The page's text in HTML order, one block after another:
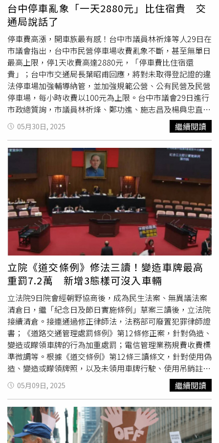
任校長聯合就職典禮，非當事人。（圖／報系資料照）校事
會議苦主之一的阿愷（化名）便激動直指，校事會議詭異之
處其實有三：首先，「匿名」檢舉竟可成案，已違背《行政
程序法》中的「具名檢舉」才需處理原則；第二，由於校長
「球員兼裁判」可從人才庫中自由選聘調查者，「但地院院
長能指名承審法官的嗎」；最後，校事會議不像「刑事訴訟
法」、「民事訴訟法」般有嚴謹程序規範，不服會議結論要
申訴時，該去哪申訴都沒個明確規範，這種「拐瓜劣棗」拼
裝成的調查報告，居然能具體建議教師「滾蛋」，實在不可
思議。一名北部資深學務主任就批評，這類調查美其名是
「外聘中立人士」，但源頭根本是校長從人才庫找的，來的
根本是校長意志的橡皮圖章，有的是幫孫子撈奶粉錢的退休
校長、生意慘淡的律師、爽賺公假兼外快社會學者等，當然
甘於做校長的打手，還能「吃好逗相報」互相合作，你校的
事情聘我處理、我校的案件找你幫忙，互相撈外快，多跑幾
場調查，月撈新台幣10萬元輕鬆愉快。他坦言，早年的老師
「匪類」甚多，暴力甚至性侵卻混到退休者不少，很多家長
童年遭遇過卻求助無門，因此現在動輒對老師「發揮想像
力」羅織罪名，其實只是投射自己童年的委屈，若遇到顢頇
的校長與好事的老師同僚搧風點火，就慘了！他指出，如今
有看同事不爽的檢舉、校長鏟除眼中釘者，更甚至還傳出
「職業調查團」賺外快，就是因為匿名舉報成風；一般公家
單位遴聘外部專家演講，就連教育部政務次長葉丙辰等級也
只能領2,000元，外聘委員居然可以「講沒兩句話」就爽領
2,500元，看在多年行政眼中「真的很噁心」，教育部若不
明確規定匿名檢舉案一律剔除，「政府就在自毀公信力」。
台灣偏鄉教育媒合平台主持人徐慧芯認為不論教育法規怎麼
修，一校之長的作風仍攸關校務發展與師生安寧，若校長沒
有擔當，恐怕校園亂象不會少。（圖／翻攝自徐慧芯臉書）
台灣偏鄉教育媒合平台主持人徐慧芯便指出，一般匿名投訴
處理的力道會較和緩，畢竟不必向投訴人負責，如果校長反
而「卯起來」大辦特辦，那當然坐實了校內層峰「自導自
演」的傳聞。她直言，在人口稠密的市區，確實聽聞一些生
意不好的律師勤跑「校事調查」賺
。徐慧芯回顧，她
過去在一所學校服務時，生教組長拍了學生肩膀，隔天學生
竟包了三角巾與阿公衝來校長室飆罵要提告，她心知言過其
實，便自掏腰包拿了500元責成護理師陪同學生到衛生所重
照X光，再請醫師開了個康復證明，並委婉地「按耐」家
台中停車亂象「一天2880元」比住宿貴 交
通局說話了
停車費高漲，開車族最有感！台中市議員林祈烽等人29日在
市議會指出，台中市民營停車場收費亂象不斷，甚至無單日
最高上限，停1天收費高達2880元，「停車費比住宿還
貴」；台中市交通局長葉昭甫回應，將對未取得登記證的違
法停車場加強輔導納管，並加強規範公營、公有民營及民營
停車場，每小時收費以100元為上限。台中市議會29日進行
市政總質詢，市議員林祈烽、鄭功進、施志昌及楊典忠直
指，台中市停車場「高收費、無上限、亂計費」等問題頻
傳，要求市府加強管理。林祈烽說，民眾向他投訴，部分停
車場例假日每小時收費高達120元，無單日最高上限，停1
天被收取2880元的停車費，「停車費比住宿還貴，這樣誰
敢來台中玩？」有的業者只要停車跨夜直接以24小時計費，
相當不合理。林祈烽說，台中市有很多未取得停車場登記證
的民營停車場，其中多達50場每小時收費超過100元，他也
要求交通局應有相關機制
率的合理性，面對過高費率
也應要求業者修正。林祈烽還說，很多民營停車場停1小時
又1分鐘要以2小時計費，業者是不當得利59分鐘，他建議
市府應率全國之先，研議修訂停車時間自第2小時起，改為
每分鐘計費，避免民眾被多收取不合理的停車費用。葉昭甫
表示，台中市目前共有951處合法公有及民營停車場，其中
民營停車場多達614處。由於《停車場法》僅要求民營業者
提報停車費率給交通局備查，交通局在審查公營或公有委外
經營路外停車場，皆要求每小時停車費不得超過40元，至於
民營停車場規範每小時停車上限100元為宜，超過律定上限
也會柔性規勸。葉昭甫表示，對於未申請登記證的停車場將
加強輔導納管，今年1月迄今已稽查130多家，也依《停車
場法》裁罰，裁罰金額從3000元到1萬5000元不等。對於市
議員建議自第2小時起改為每分鐘計費，台中市長盧秀燕表
示，可以研究看看。葉昭甫說明，路外停車場要以分計費執
行上有困難，未來將研議落實更細緻的區間計費方式。
05月30日, 2025 繼續閱讀
立院《道交條例》修法三讀！變造車牌最高
重罰7.2萬 新增3態樣可沒入車輛
立法院9日院會經朝野協商後，成為民生法案、無異議法案
清倉日，繼「紀念日及節日實施條例」草案三讀後，立法院
接續清倉。接連通過修正律師法，法務部可廢置犯罪律師證
書；《道路交通管理處罰條例》第12條修正案，針對偽造、
變造或矇領車牌的行為加重處罰；電信管理業務規費收費標
準微調等。根據《道交條例》第12條三讀條文，針對使用偽
造、變造或矇領牌照，以及未領用車牌行駛、使用吊銷註銷
牌照等，現行罰款為3600元到1萬800元，新修正條文，最
高罰鍰加重為3.6萬元，並當場移置保管車輛，其中使用偽
造、變造或矇領牌照，將按照最高額加倍處罰，將可重罰
7.2萬元。另未領用牌照行駛、牌照吊扣期間行駛、已領有
號牌而未懸掛或不依指定位置懸掛、牌照經繳銷吊銷或註銷
等無牌照仍行駛、報廢登記汽車仍行駛、車牌遺失未申請補
05月09日, 2025 繼續閱讀